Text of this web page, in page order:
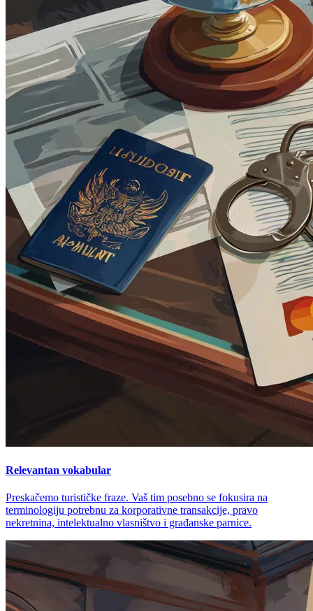
Relevantan vokabular
Preskačemo turističke fraze. Vaš tim posebno se fokusira na
terminologiju potrebnu za korporativne transakcije, pravo
nekretnina, intelektualno vlasništvo i građanske parnice.